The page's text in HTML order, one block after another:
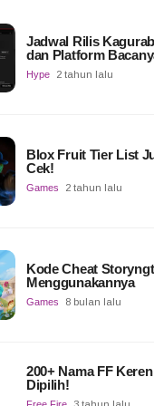
Jadwal Rilis
dan Platform
Hype 2 tahun lalu
Blox Fruit Tier List
Cek!
Games 2 tahun lalu
Kode Cheat
Menggunakannya
Games 8 bulan lalu
200+ Nama FF
Dipilih!
Free Fire 3 tahun lalu